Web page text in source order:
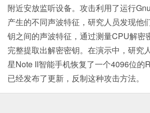
附近安放监听设备。攻击利用了运行
产生的不同声波特征，研究人员发现他
钥之间的声波特征，通过测量CPU解密
完整提取出解密密钥。在演示中，研究
星Note II智能手机恢复了一个4096位的
已经发布了更新，反制这种攻击方法。